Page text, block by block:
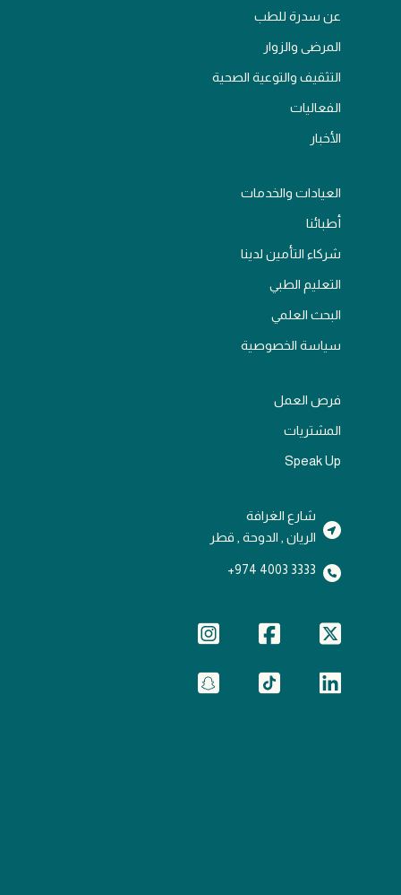
عن سدرة للطب
المرضى والزوار
التثقيف والتوعية الصحية
الفعاليات
الأخبار
العيادات والخدمات
أطبائنا
شركاء التأمين لدينا
التعليم الطبي
البحث العلمي
سياسة الخصوصية
فرص العمل
المشتريات
Speak Up
شارع الغرافة
الريان , الدوحة , قطر
3333 4003 974+